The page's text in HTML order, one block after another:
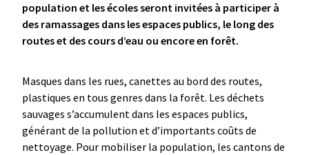
population et les écoles seront invitées à participer à
des ramassages dans les espaces publics, le long des
routes et des cours d’eau ou encore en forêt.
Masques dans les rues, canettes au bord des routes,
plastiques en tous genres dans la forêt. Les déchets
sauvages s’accumulent dans les espaces publics,
générant de la pollution et d’importants coûts de
nettoyage. Pour mobiliser la population, les cantons de